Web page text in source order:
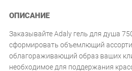
ОПИСАНИЕ
Заказывайте Adaly гель для душа
сформировать объемлющий
облагораживающий образ ваших
необходимое для поддержания